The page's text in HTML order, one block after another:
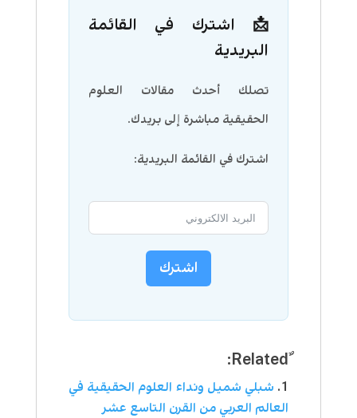
📩 اشترك في القائمة
البريدية
تصلك أحدث مقالات العلوم
الحقيقية مباشرة إلى بريدك.
اشترك في القائمة البريدية:
اشترك
ٌRelated:
شبلي شميل ونداء العلوم الحقيقية في
العالم العربي من القرن التاسع عشر